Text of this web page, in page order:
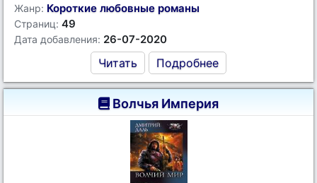
Жанр: Короткие любовные романы
Страниц: 49
Дата добавления: 26-07-2020
Читать Подробнее
Волчья Империя